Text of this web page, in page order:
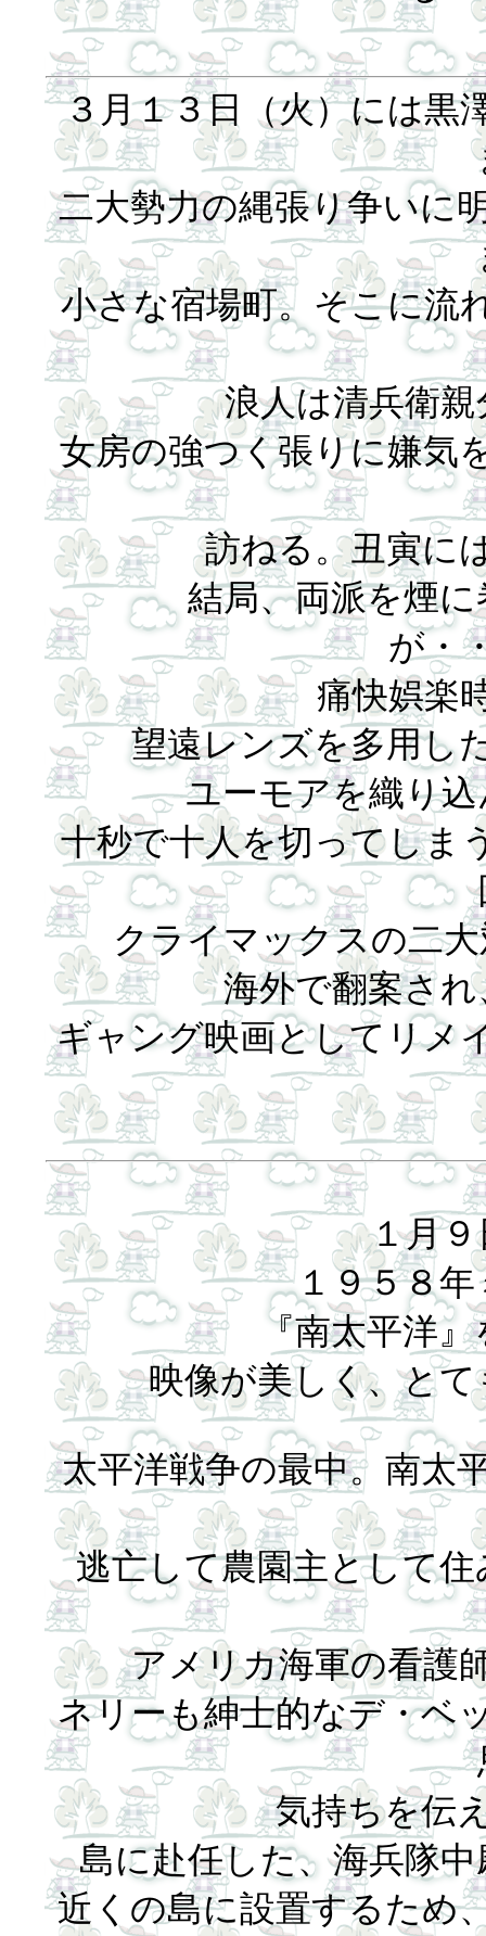
３月１３日（火）には黒
二大勢力の縄張り争いに
小さな宿場町。そこに流
浪人は清兵衛
女房の強つく張りに嫌気
訪ねる。丑寅に
結局、両派を煙
が・
痛快娯楽
望遠レンズを多用し
ユーモアを織り
十秒で十人を切ってしま
クライマックスの二
海外で翻案さ
ギャング映画としてリメ
１月
１９５８
『南太平洋
映像が美しく、と
太平洋戦争の最中。南太
逃亡して農園主として
アメリカ海軍の看護
ネリーも紳士的なデ・ベ
気持ちを伝
島に赴任した、海兵隊
近くの島に設置するため